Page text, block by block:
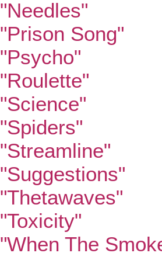
"Needles"
"Prison Song"
"Psycho"
"Roulette"
"Science"
"Spiders"
"Streamline"
"Suggestions"
"Thetawaves"
"Toxicity"
"When The